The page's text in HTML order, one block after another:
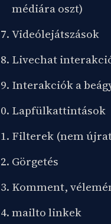
médiára oszt)
Videólejátszások
Livechat
Interakciók a
Lapfülkattintások
Filterek (nem
Görgetés
Komment,
mailto linkek